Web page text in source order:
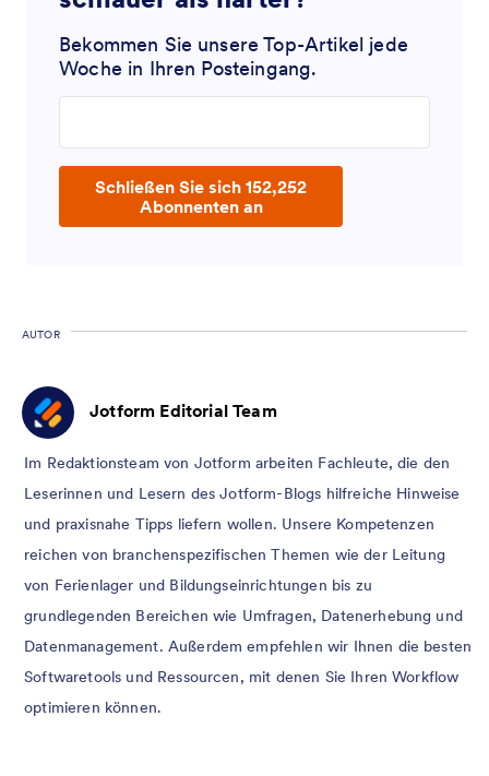
Bekommen Sie unsere Top-Artikel jede
Woche in Ihren Posteingang.
Schließen Sie sich 152,252
Abonnenten an
AUTOR
Jotform Editorial Team
Im Redaktionsteam von Jotform arbeiten Fachleute, die den
Leserinnen und Lesern des Jotform-Blogs hilfreiche Hinweise
und praxisnahe Tipps liefern wollen. Unsere Kompetenzen
reichen von branchenspezifischen Themen wie der Leitung
von Ferienlager und Bildungseinrichtungen bis zu
grundlegenden Bereichen wie Umfragen, Datenerhebung und
Datenmanagement. Außerdem empfehlen wir Ihnen die besten
Softwaretools und Ressourcen, mit denen Sie Ihren Workflow
optimieren können.